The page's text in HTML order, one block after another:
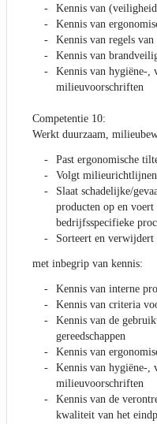
Kennis van
Kennis van
Kennis van regels
Kennis van
Kennis van hygiëne-,
milieuvoorschriften
Competentie 10:
Werkt duurzaam,
Past ergonomische
Volgt
Slaat schadelijke/
producten op en voert
bedrijfsspecifieke
Sorteert en
met inbegrip van kennis:
Kennis van interne
Kennis van criteria
Kennis van de
gereedschappen
Kennis van
Kennis van hygiëne-,
milieuvoorschriften
Kennis van de
kwaliteit van het